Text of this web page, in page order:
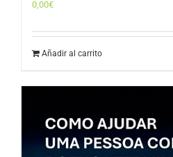
0,00€
Añadir al carrito